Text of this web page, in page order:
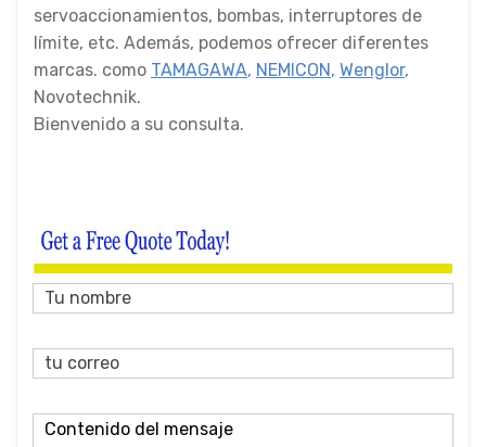
servoaccionamientos, bombas, interruptores de
límite, etc. Además, podemos ofrecer diferentes
marcas. como TAMAGAWA, NEMICON, Wenglor,
Novotechnik.
Bienvenido a su consulta.